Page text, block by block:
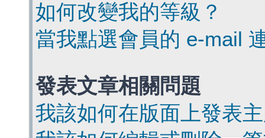
如何改變我的等級？
當我點選會員的 e-mail
發表文章相關問題
我該如何在版面上發表